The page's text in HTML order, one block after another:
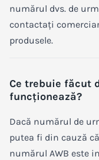
numărul dvs. de
contactați
produsele.
Ce trebuie făcut
funcționează?
Dacă numărul de
putea fi din cauză
numărul AWB este